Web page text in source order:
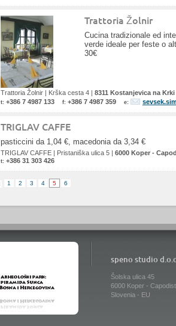
Trattoria Žolnir
Cucina tradizionale ed
verde ideale per feste o
30€
Trattoria Žolnir Krška cesta 4 8311 Kostanjevica na Krki
t: +386 7 4987 133 f: +386 7 4987 359 e:
TRIGLAV CAFFE
pasticcini da 1,04 €, macedonia da 3,34 €
TRIGLAV CAFFE
Pristaniška ulica 5 6000 Koper -
t: +386 31 303 426
1 2 3 4 5 6
speno studio
Šolska ulica 45
6000 Koper -
Slovenia - EU